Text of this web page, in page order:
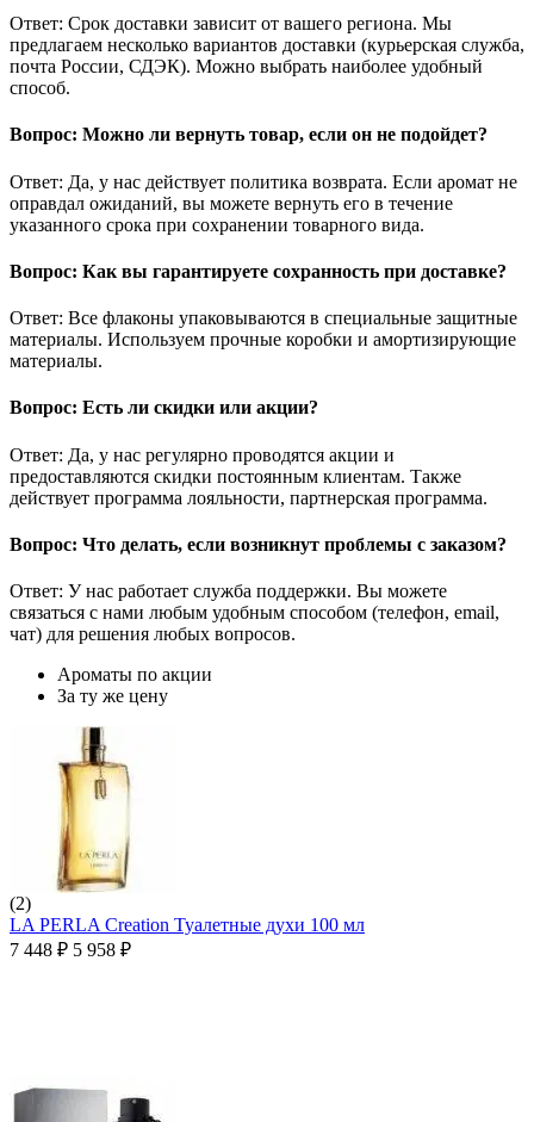
Ответ: Срок доставки зависит от вашего региона. Мы
предлагаем несколько вариантов доставки (курьерская служба,
почта России, СДЭК). Можно выбрать наиболее удобный
способ.
Вопрос: Можно ли вернуть товар, если он не подойдет?
Ответ: Да, у нас действует политика возврата. Если аромат не
оправдал ожиданий, вы можете вернуть его в течение
указанного срока при сохранении товарного вида.
Вопрос: Как вы гарантируете сохранность при доставке?
Ответ: Все флаконы упаковываются в специальные защитные
материалы. Используем прочные коробки и амортизирующие
материалы.
Вопрос: Есть ли скидки или акции?
Ответ: Да, у нас регулярно проводятся акции и
предоставляются скидки постоянным клиентам. Также
действует программа лояльности, партнерская программа.
Вопрос: Что делать, если возникнут проблемы с заказом?
Ответ: У нас работает служба поддержки. Вы можете
связаться с нами любым удобным способом (телефон, email,
чат) для решения любых вопросов.
Ароматы по акции
За ту же цену
(2)
LA PERLA Creation Туалетные духи 100 мл
7 448 ₽ 5 958 ₽